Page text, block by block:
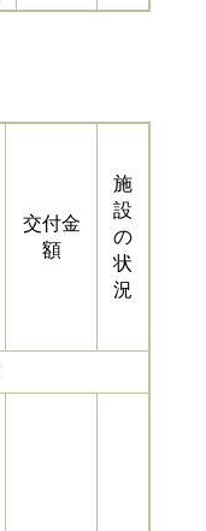
交付金
額
施
設
の
状
況